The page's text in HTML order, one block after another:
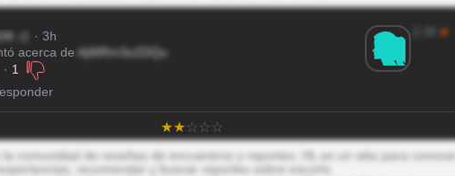
· 3h
acerca de AjWRm3o2DQu
· 1
★
la comunidad de reseñas de encuentros y reportes, HL es un sitio para conocer,
recomendar y buscar reportes sobre escorts